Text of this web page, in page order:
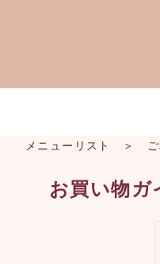
メニューリスト ＞ ご
お買い物ガ